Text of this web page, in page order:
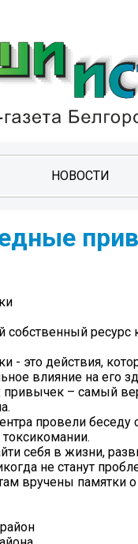
НОВОСТИ
собственный
это действия,
влияние на его
– самый
провели
себя в жизни,
не станут
вручены памятки